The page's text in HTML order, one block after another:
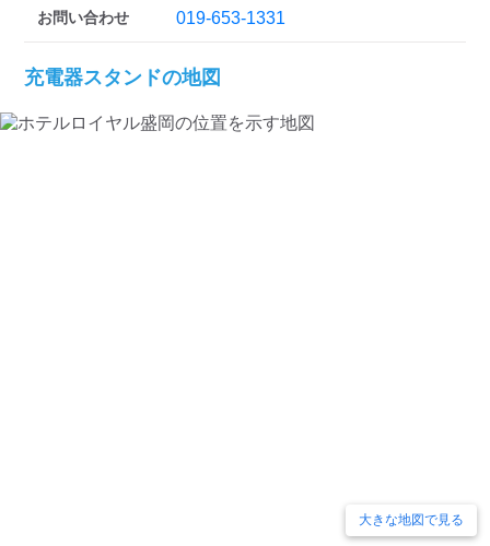
お問い合わせ 019-653-1331
充電器スタンドの地図
大きな地図で見る